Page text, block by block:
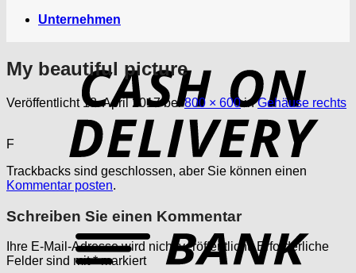
Unternehmen
My beautiful picture
Veröffentlicht18. April 2017bei800 × 600inGehäuse rechts
F
Trackbacks sind geschlossen, aber Sie können einen
Kommentar posten.
Schreiben Sie einen Kommentar
Ihre E-Mail-Adresse wird nicht veröffentlicht. Erforderliche
Felder sind mit*markiert